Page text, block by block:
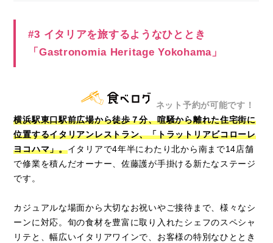
#3 イタリアを旅するようなひととき
「Gastronomia Heritage Yokohama」
ネット予約が可能です！
横浜駅東口駅前広場から徒歩７分、喧騒から離れた住宅街に
位置するイタリアンレストラン、「トラットリアビコローレ
ヨコハマ」。イタリアで4年半にわたり北から南まで14店舗
で修業を積んだオーナー、佐藤護が手掛ける新たなステージ
です。
カジュアルな場面から大切なお祝いやご接待まで、様々なシ
ーンに対応。旬の食材を豊富に取り入れたシェフのスペシャ
リテと、幅広いイタリアワインで、お客様の特別なひととき